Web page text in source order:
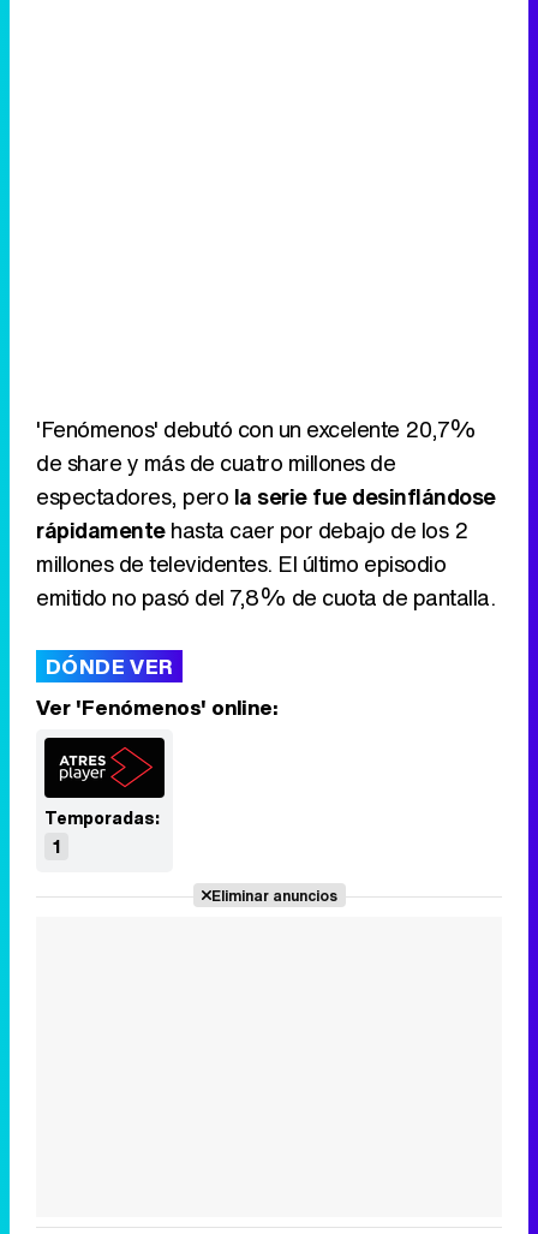
'Fenómenos' debutó con un excelente 20,7%
de share y más de cuatro millones de
espectadores, pero la serie fue desinflándose
rápidamentehasta caer por debajo de los 2
millones de televidentes. El último episodio
emitido no pasó del 7,8% de cuota de pantalla.
DÓNDE VER
Ver 'Fenómenos' online:
Temporadas:
1
Eliminar anuncios